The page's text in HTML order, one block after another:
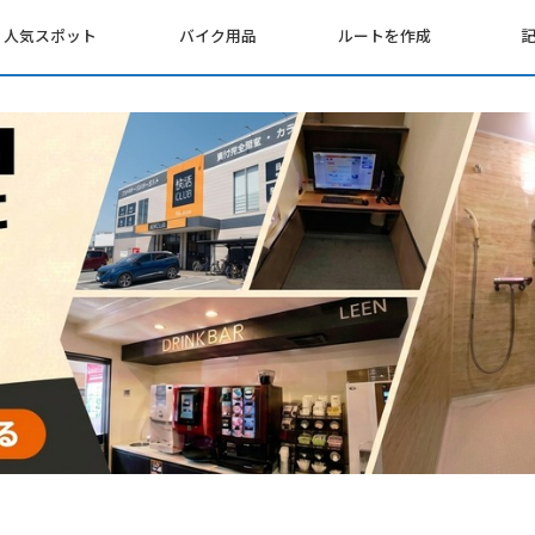
人気スポット バイク用品 ルートを作成